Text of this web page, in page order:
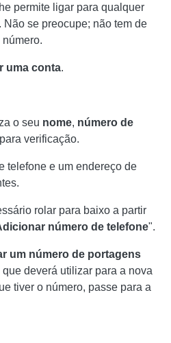
permite ligar para qualquer
Não se preocupe; não tem de
uma conta.
o seu nome, número de
para verificação.
telefone e um endereço de
rolar para baixo a partir
número de telefone".
um número de portagens
que deverá utilizar para a nova
tiver o número, passe para a